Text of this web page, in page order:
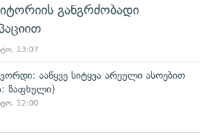
განგრძობადი
13:07
ააწყვე სიტყვა არეული ასოებით
ზაფხული)
12:00